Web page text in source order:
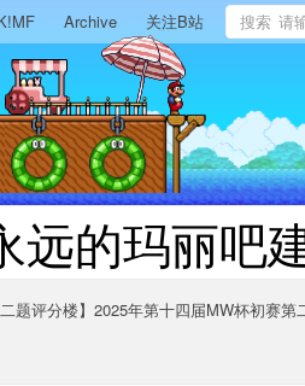
Archive 关注B站 搜索
远的玛丽吧
二题评分楼】2025年第十四届MW杯初赛